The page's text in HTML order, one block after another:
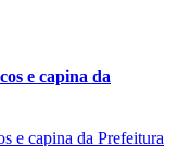
e capina da